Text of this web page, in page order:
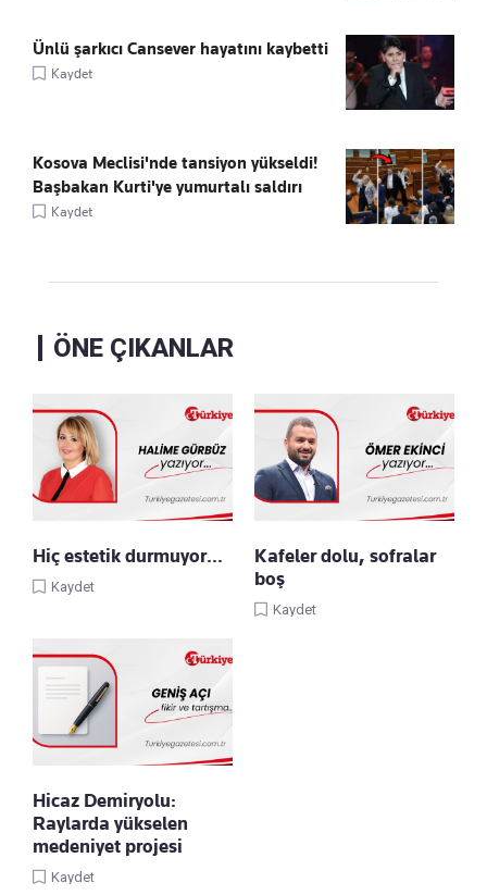
Ünlü şarkıcı Cansever hayatını kaybetti
Kaydet
Kosova Meclisi'nde tansiyon yükseldi!
Başbakan Kurti'ye yumurtalı saldırı
Kaydet
ÖNE ÇIKANLAR
Hiç estetik durmuyor…
Kaydet
Kafeler dolu, sofralar
boş
Kaydet
Hicaz Demiryolu:
Raylarda yükselen
medeniyet projesi
Kaydet